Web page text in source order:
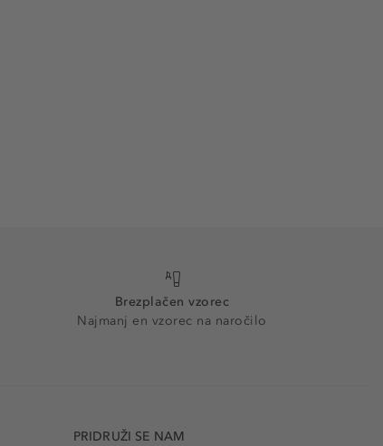
Brezplačen vzorec
Najmanj en vzorec na naročilo
PRIDRUŽI SE NAM